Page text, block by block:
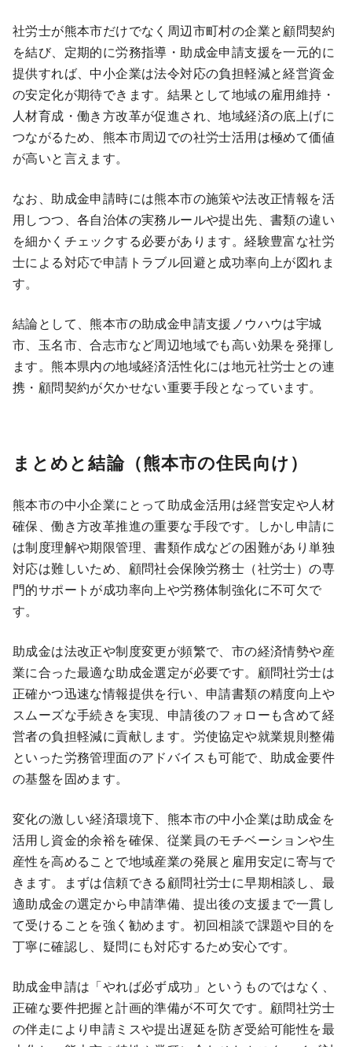
社労士が熊本市だけでなく周辺市町村の企業と顧問契約
を結び、定期的に労務指導・助成金申請支援を一元的に
提供すれば、中小企業は法令対応の負担軽減と経営資金
の安定化が期待できます。結果として地域の雇用維持・
人材育成・働き方改革が促進され、地域経済の底上げに
つながるため、熊本市周辺での社労士活用は極めて価値
が高いと言えます。
なお、助成金申請時には熊本市の施策や法改正情報を活
用しつつ、各自治体の実務ルールや提出先、書類の違い
を細かくチェックする必要があります。経験豊富な社労
士による対応で申請トラブル回避と成功率向上が図れま
す。
結論として、熊本市の助成金申請支援ノウハウは宇城
市、玉名市、合志市など周辺地域でも高い効果を発揮し
ます。熊本県内の地域経済活性化には地元社労士との連
携・顧問契約が欠かせない重要手段となっています。
まとめと結論（熊本市の住民向け）
熊本市の中小企業にとって助成金活用は経営安定や人材
確保、働き方改革推進の重要な手段です。しかし申請に
は制度理解や期限管理、書類作成などの困難があり単独
対応は難しいため、顧問社会保険労務士（社労士）の専
門的サポートが成功率向上や労務体制強化に不可欠で
す。
助成金は法改正や制度変更が頻繁で、市の経済情勢や産
業に合った最適な助成金選定が必要です。顧問社労士は
正確かつ迅速な情報提供を行い、申請書類の精度向上や
スムーズな手続きを実現、申請後のフォローも含めて経
営者の負担軽減に貢献します。労使協定や就業規則整備
といった労務管理面のアドバイスも可能で、助成金要件
の基盤を固めます。
変化の激しい経済環境下、熊本市の中小企業は助成金を
活用し資金的余裕を確保、従業員のモチベーションや生
産性を高めることで地域産業の発展と雇用安定に寄与で
きます。まずは信頼できる顧問社労士に早期相談し、最
適助成金の選定から申請準備、提出後の支援まで一貫し
て受けることを強く勧めます。初回相談で課題や目的を
丁寧に確認し、疑問にも対応するため安心です。
助成金申請は「やれば必ず成功」というものではなく、
正確な要件把握と計画的準備が不可欠です。顧問社労士
の伴走により申請ミスや提出遅延を防ぎ受給可能性を最